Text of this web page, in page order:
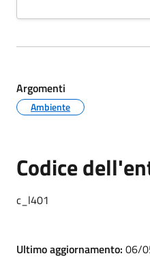
Argomenti
Ambiente
Codice
c_l401
Ultimo aggiornamento: 06/